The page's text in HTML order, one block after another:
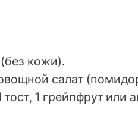
кожи).
салат
1 грейпфрут или